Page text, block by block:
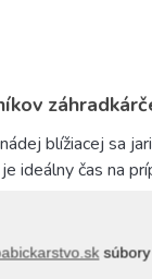
blížiacej sa
ideálny čas na